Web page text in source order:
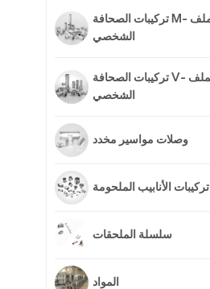
تركيبات الصحافة M- الملف
الشخصي
تركيبات الصحافة V- الملف
الشخصي
وصلات مواسير مخدد
تركيبات الأنابيب الملحومة
سلسلة الملحقات
المواد